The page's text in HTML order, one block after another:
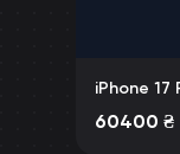
iPhone 17
60400 ₴